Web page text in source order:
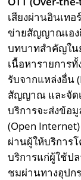
เสียงผ่านอินเท
ข่ายสัญญาณเอง
บทบาทสำคัญใน
เนื้อหารายการ
รับจากแหล่งอื่น
สัญญาณ และจัด
บริการจะส่งข้อ
(Open
ผ่านผู้ให้บริการ
บริการแก่ผู้ใช้ป
ชมผ่านทางอุปก